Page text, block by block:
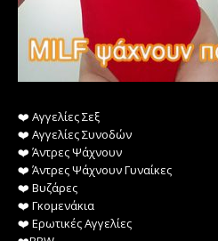
❤️️ Αγγελίες Σεξ
❤️️ Αγγελίες Συνοδών
❤️️ Άντρες Ψάχνουν
❤️️ Άντρες Ψάχνουν Γυναίκες
❤️️ Βυζάρες
❤️️ Γκομενάκια
❤️️ Ερωτικές Αγγελίες